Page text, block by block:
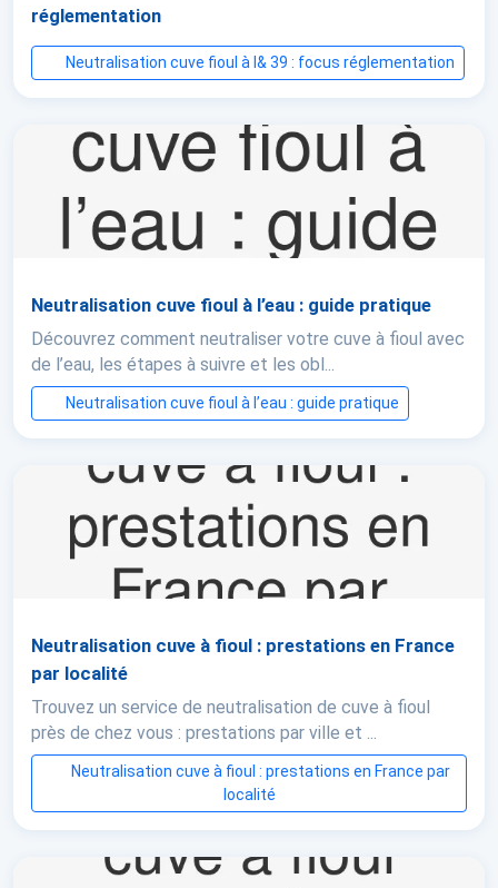
réglementation
Neutralisation cuve fioul à l& 39 : focus réglementation
Neutralisation cuve fioul à l’eau : guide pratique
Découvrez comment neutraliser votre cuve à fioul avec
de l’eau, les étapes à suivre et les obl...
Neutralisation cuve fioul à l’eau : guide pratique
Neutralisation cuve à fioul : prestations en France
par localité
Trouvez un service de neutralisation de cuve à fioul
près de chez vous : prestations par ville et ...
Neutralisation cuve à fioul : prestations en France par
localité